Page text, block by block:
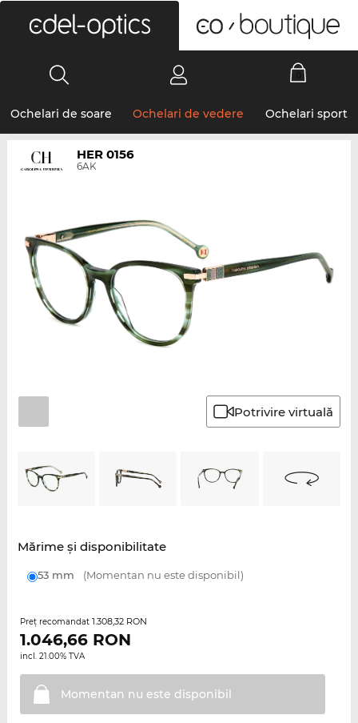
Ochelari de soare Ochelari de vedere Ochelari sport
HER 0156
6AK
Potrivire virtuală
Mărime şi disponibilitate
53 mm (Momentan nu este disponibil)
Preţ recomandat 1.308,32 RON
1.046,66RON
incl. 21.00% TVA
Momentan nu este disponibil